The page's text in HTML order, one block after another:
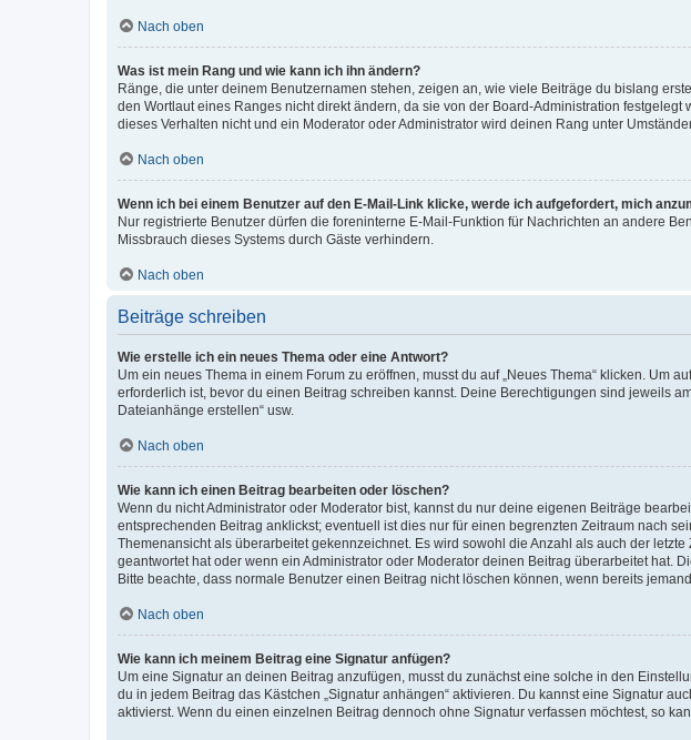
Nach oben
Was ist mein Rang und wie kann ich ihn ändern?
Ränge, die unter deinem Benutzernamen stehen, zeigen an, wie viele Beiträge du bislang
den Wortlaut eines Ranges nicht direkt ändern, da sie von der Board-Administration
dieses Verhalten nicht und ein Moderator oder Administrator wird deinen Rang unter
Nach oben
Wenn ich bei einem Benutzer auf den E-Mail-Link klicke, werde ich aufgefordert, mich
Nur registrierte Benutzer dürfen die foreninterne E-Mail-Funktion für Nachrichten an andere
Missbrauch dieses Systems durch Gäste verhindern.
Nach oben
Beiträge schreiben
Wie erstelle ich ein neues Thema oder eine Antwort?
Um ein neues Thema in einem Forum zu eröffnen, musst du auf „Neues Thema“ klicken. Um
erforderlich ist, bevor du einen Beitrag schreiben kannst. Deine Berechtigungen sind jeweils
Dateianhänge erstellen“ usw.
Nach oben
Wie kann ich einen Beitrag bearbeiten oder löschen?
Wenn du nicht Administrator oder Moderator bist, kannst du nur deine eigenen Beiträge
entsprechenden Beitrag anklickst; eventuell ist dies nur für einen begrenzten Zeitraum nach
Themenansicht als überarbeitet gekennzeichnet. Es wird sowohl die Anzahl als auch der
geantwortet hat oder wenn ein Administrator oder Moderator deinen Beitrag überarbeitet hat.
Bitte beachte, dass normale Benutzer einen Beitrag nicht löschen können, wenn bereits
Nach oben
Wie kann ich meinem Beitrag eine Signatur anfügen?
Um eine Signatur an deinen Beitrag anzufügen, musst du zunächst eine solche in den
du in jedem Beitrag das Kästchen „Signatur anhängen“ aktivieren. Du kannst eine Signatur
aktivierst. Wenn du einen einzelnen Beitrag dennoch ohne Signatur verfassen möchtest, so